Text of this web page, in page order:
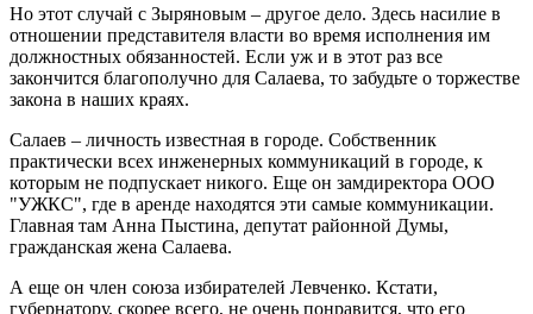
Но этот случай с Зыряновым – другое дело. Здесь насилие в
отношении представителя власти во время исполнения им
должностных обязанностей. Если уж и в этот раз все
закончится благополучно для Салаева, то забудьте о торжестве
закона в наших краях.
Салаев – личность известная в городе. Собственник
практически всех инженерных коммуникаций в городе, к
которым не подпускает никого. Еще он замдиректора ООО
"УЖКС", где в аренде находятся эти самые коммуникации.
Главная там Анна Пыстина, депутат районной Думы,
гражданская жена Салаева.
А еще он член союза избирателей Левченко. Кстати,
губернатору, скорее всего, не очень понравится, что его